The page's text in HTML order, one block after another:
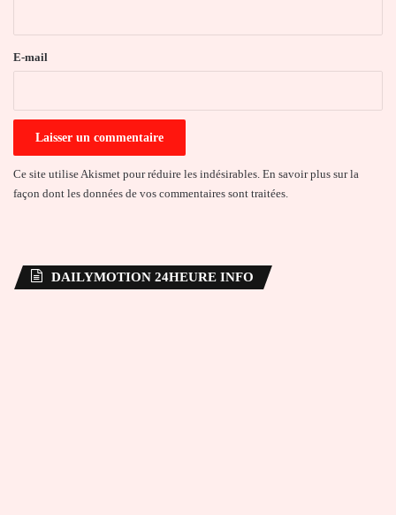
e
E-mail
Ce site utilise Akismet pour réduire les indésirables. En savoir plus sur la
façon dont les données de vos commentaires sont traitées.
DAILYMOTION 24HEURE INFO